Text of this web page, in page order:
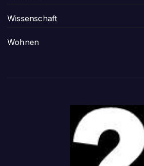
Wissenschaft
Wohnen